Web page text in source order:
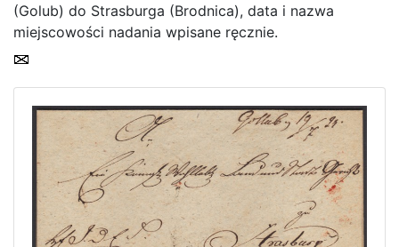
Home page
Current auction
Recent result
Archive
Regulation
Contact
(Golub) do Strasburga (Brodnica), data i nazwa
miejscowości nadania wpisane ręcznie.